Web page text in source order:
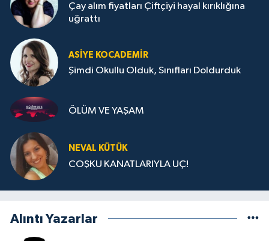
Çay alım fiyatları Çiftçiyi hayal kırıklığına
uğrattı
ASIYE KOCADEMİR
Şimdi Okullu Olduk, Sınıfları Doldurduk
ÖLÜM VE YAŞAM
NEVAL KÜTÜK
COŞKU KANATLARIYLA UÇ!
Alıntı Yazarlar